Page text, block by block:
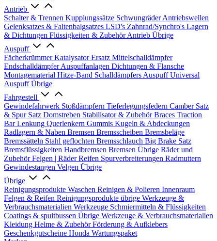
Antrieb
Schalter & Trennen Kupplungssätze SchwungräderAntriebswellen
Gelenksatzes & Faltenbalgsatzes LSD's Zahnrad/Synchro's Lagern
& Dichtungen Flüssigkeiten & ZubehörAntrieb Übrige
Auspuff
FächerkrümmerKatalysator Ersatz Mittelschalldämpfer
EndschalldämpferAuspuffanlagen Dichtungen & Flansche
Montagematerial Hitze-Band Schalldämpfers Auspuff Universal
Auspuff Übrige
Fahrgestell
Gewindefahrwerk Stoßdämpfern Tieferlegungsfedern Camber Satz
& Spur Satz Domstreben Stabilisator & ZubehörBraces Traction
BarLenkung Querlenkern Gummis Kugeln & Abdeckungen
Radlagern & Naben Bremsen Bremsscheiben Bremsbeläge
Bremssätteln Stahl geflochten Bremsschlauch Big Brake Satz
Bremsflüssigkeiten Handbremsen Bremsen Übrige Räder und
ZubehörFelgen | RäderReifen Spurverbreiterungen Radmuttern
Gewindestangen Velgen Übrige
Übrige
Reinigungsprodukte Waschen Reinigen & Polieren Innenraum
Felgen & Reifen Reinigungsprodukte übrige Werkzeuge &
Verbrauchsmaterialien Werkzeuge Schmiermitteln & Flüssigkeiten
Coatings & spuitbussen Übrige Werkzeuge & Verbrauchsmaterialien
Kleidung Helme & ZubehörFörderung & Aufklebers
Geschenkgutscheine Honda Wartungspaket